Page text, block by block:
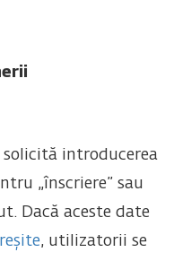
introducerea
„înscriere” sau
Dacă aceste date
, utilizatorii se